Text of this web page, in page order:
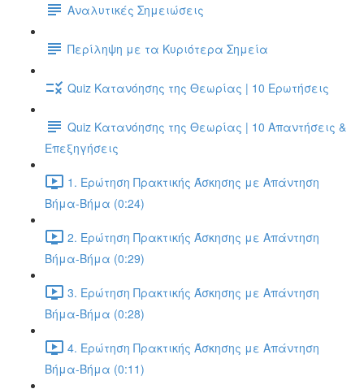
Αναλυτικές Σημειώσεις
Περίληψη με τα Κυριότερα Σημεία
Quiz Κατανόησης της Θεωρίας | 10 Ερωτήσεις
Quiz Κατανόησης της Θεωρίας | 10 Απαντήσεις &
Επεξηγήσεις
1. Ερώτηση Πρακτικής Άσκησης με Απάντηση
Βήμα-Βήμα (0:24)
2. Ερώτηση Πρακτικής Άσκησης με Απάντηση
Βήμα-Βήμα (0:29)
3. Ερώτηση Πρακτικής Άσκησης με Απάντηση
Βήμα-Βήμα (0:28)
4. Ερώτηση Πρακτικής Άσκησης με Απάντηση
Βήμα-Βήμα (0:11)